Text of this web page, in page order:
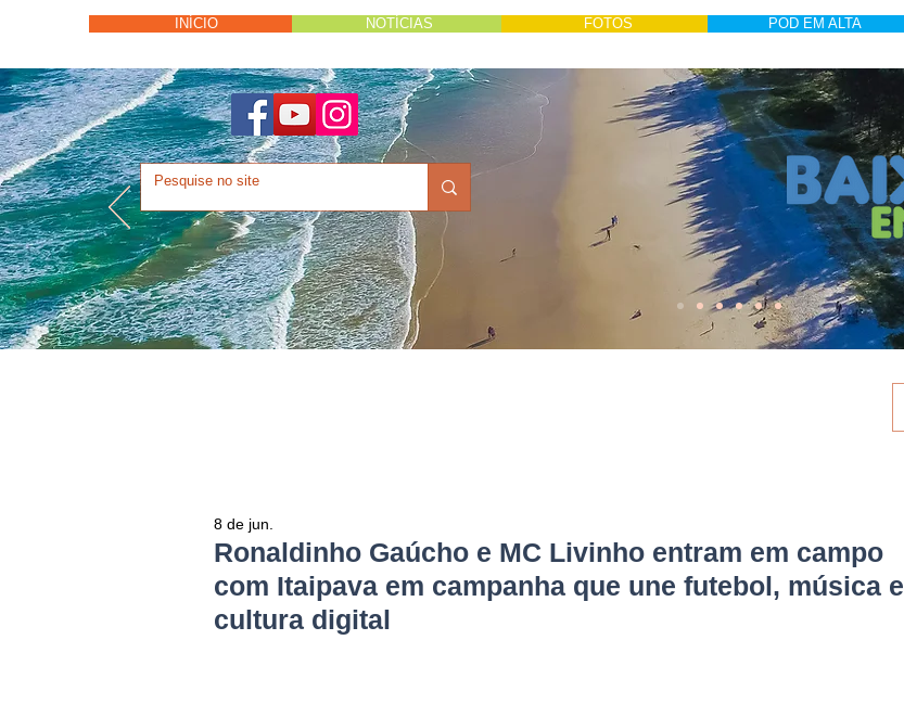
INÍCIO NOTÍCIAS FOTOS POD EM ALTA
Ronaldinho Gaúcho e MC Livinho entram em campo
com Itaipava em campanha que une futebol, música e
cultura digital
8 de jun.